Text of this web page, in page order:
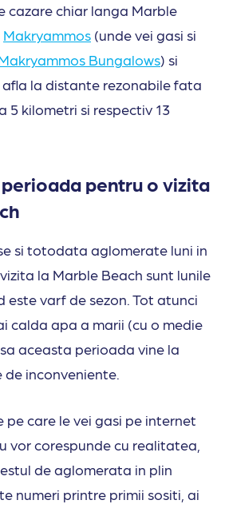
cazare chiar langa Marble
Makryammos (unde vei gasi si
Bungalows) si
afla la distante rezonabile fata
5 kilometri si respectiv 13
perioada pentru o vizita
si totodata aglomerate luni in
la Marble Beach sunt lunile
este varf de sezon. Tot atunci
calda apa a marii (cu o medie
aceasta perioada vine la
de inconveniente.
pe care le vei gasi pe internet
vor corespunde cu realitatea,
de aglomerata in plin
numeri printre primii sositi, ai